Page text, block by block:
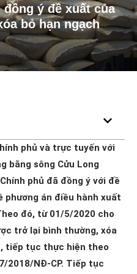
ý đề xuất của
bỏ hạn ngạch
phủ và trực tuyến với
bằng sông Cửu Long
phủ đã đồng ý với đề
phương án điều hành xuất
đó, từ 01/5/2020 cho
trở lại bình thường, xóa
tiếp tục thực hiện theo
2018/NĐ-CP. Tiếp tục